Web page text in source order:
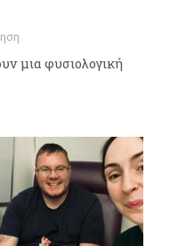
μια φυσιολογική